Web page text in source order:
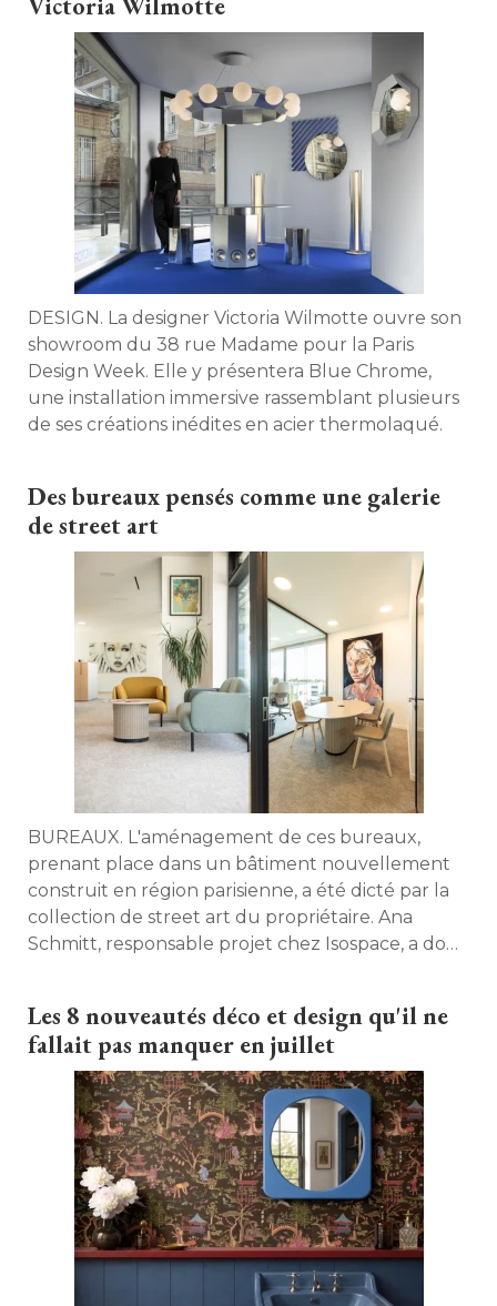
DESIGN. La designer Victoria Wilmotte ouvre son
showroom du 38 rue Madame pour la Paris
Design Week. Elle y présentera Blue Chrome,
une installation immersive rassemblant plusieurs
de ses créations inédites en acier thermolaqué.
Des bureaux pensés comme une galerie
de street art
BUREAUX. L'aménagement de ces bureaux,
prenant place dans un bâtiment nouvellement
construit en région parisienne, a été dicté par la
collection de street art du propriétaire. Ana
Schmitt, responsable projet chez Isospace, a donc
mettre les œuvres en valeur.
Les 8 nouveautés déco et design qu'il ne
fallait pas manquer en juillet